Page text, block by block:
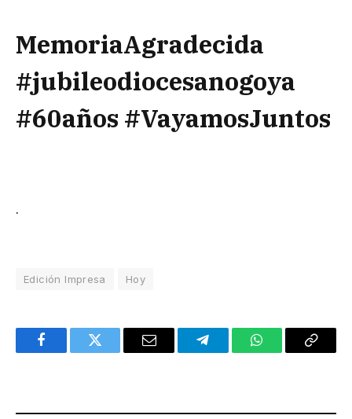
MemoriaAgradecida
#jubileodiocesanogoya
#60años #VayamosJuntos
.
Edición Impresa Hoy
FacebookTwitter Email TelegramWhatsAppCopy